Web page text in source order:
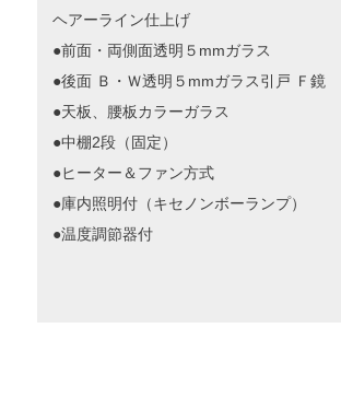
ヘアーライン仕上げ
●前面・両側面透明５mmガラス
●後面 Ｂ・Ｗ透明５mmガラス引戸 Ｆ鏡
●天板、腰板カラーガラス
●中棚2段（固定）
●ヒーター＆ファン方式
●庫内照明付（キセノンボーランプ）
●温度調節器付